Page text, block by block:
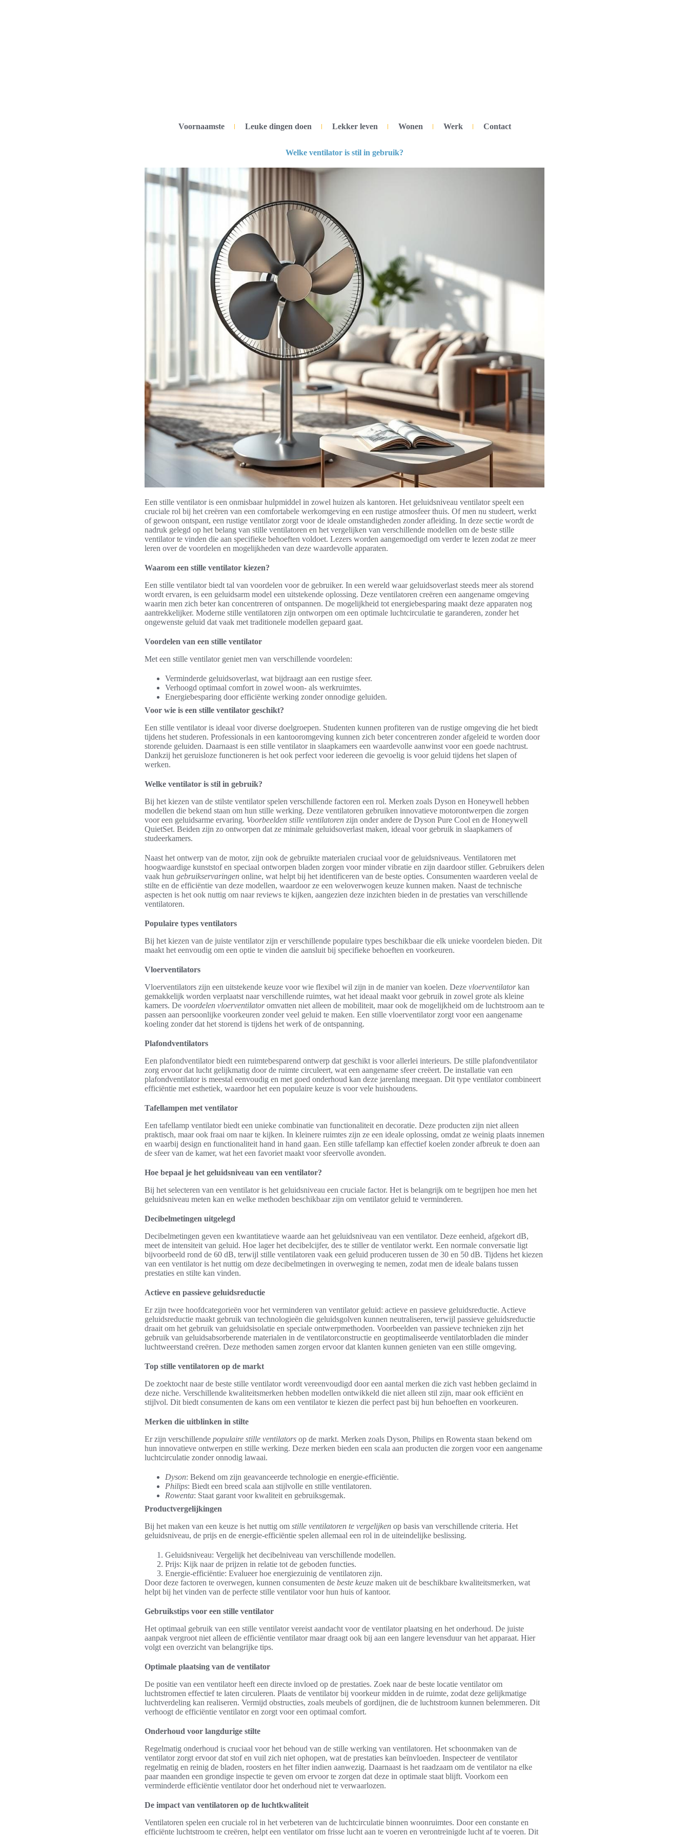
Voornaamste Leuke dingen doen Lekker leven Wonen Werk Contact
Welke ventilator is stil in gebruik?
Een stille ventilator is een onmisbaar hulpmiddel in zowel huizen als kantoren. Het geluidsniveau ventilator speelt een
cruciale rol bij het creëren van een comfortabele werkomgeving en een rustige atmosfeer thuis. Of men nu studeert, werkt
of gewoon ontspant, een rustige ventilator zorgt voor de ideale omstandigheden zonder afleiding. In deze sectie wordt de
nadruk gelegd op het belang van stille ventilatoren en het vergelijken van verschillende modellen om de beste stille
ventilator te vinden die aan specifieke behoeften voldoet. Lezers worden aangemoedigd om verder te lezen zodat ze meer
leren over de voordelen en mogelijkheden van deze waardevolle apparaten.
Waarom een stille ventilator kiezen?
Een stille ventilator biedt tal van voordelen voor de gebruiker. In een wereld waar geluidsoverlast steeds meer als storend
wordt ervaren, is een geluidsarm model een uitstekende oplossing. Deze ventilatoren creëren een aangename omgeving
waarin men zich beter kan concentreren of ontspannen. De mogelijkheid tot energiebesparing maakt deze apparaten nog
aantrekkelijker. Moderne stille ventilatoren zijn ontworpen om een optimale luchtcirculatie te garanderen, zonder het
ongewenste geluid dat vaak met traditionele modellen gepaard gaat.
Voordelen van een stille ventilator
Met een stille ventilator geniet men van verschillende voordelen:
Verminderde geluidsoverlast, wat bijdraagt aan een rustige sfeer.
Verhoogd optimaal comfort in zowel woon- als werkruimtes.
Energiebesparing door efficiënte werking zonder onnodige geluiden.
Voor wie is een stille ventilator geschikt?
Een stille ventilator is ideaal voor diverse doelgroepen. Studenten kunnen profiteren van de rustige omgeving die het biedt
tijdens het studeren. Professionals in een kantooromgeving kunnen zich beter concentreren zonder afgeleid te worden door
storende geluiden. Daarnaast is een stille ventilator in slaapkamers een waardevolle aanwinst voor een goede nachtrust.
Dankzij het geruisloze functioneren is het ook perfect voor iedereen die gevoelig is voor geluid tijdens het slapen of
werken.
Welke ventilator is stil in gebruik?
Bij het kiezen van de stilste ventilator spelen verschillende factoren een rol. Merken zoals Dyson en Honeywell hebben
modellen die bekend staan om hun stille werking. Deze ventilatoren gebruiken innovatieve motorontwerpen die zorgen
voor een geluidsarme ervaring. Voorbeelden stille ventilatoren zijn onder andere de Dyson Pure Cool en de Honeywell
QuietSet. Beiden zijn zo ontworpen dat ze minimale geluidsoverlast maken, ideaal voor gebruik in slaapkamers of
studeerkamers.
Naast het ontwerp van de motor, zijn ook de gebruikte materialen cruciaal voor de geluidsniveaus. Ventilatoren met
hoogwaardige kunststof en speciaal ontworpen bladen zorgen voor minder vibratie en zijn daardoor stiller. Gebruikers delen
vaak hun gebruikservaringen online, wat helpt bij het identificeren van de beste opties. Consumenten waarderen veelal de
stilte en de efficiëntie van deze modellen, waardoor ze een weloverwogen keuze kunnen maken. Naast de technische
aspecten is het ook nuttig om naar reviews te kijken, aangezien deze inzichten bieden in de prestaties van verschillende
ventilatoren.
Populaire types ventilators
Bij het kiezen van de juiste ventilator zijn er verschillende populaire types beschikbaar die elk unieke voordelen bieden. Dit
maakt het eenvoudig om een optie te vinden die aansluit bij specifieke behoeften en voorkeuren.
Vloerventilators
Vloerventilators zijn een uitstekende keuze voor wie flexibel wil zijn in de manier van koelen. Deze vloerventilatorkan
gemakkelijk worden verplaatst naar verschillende ruimtes, wat het ideaal maakt voor gebruik in zowel grote als kleine
kamers. De voordelen vloerventilatoromvatten niet alleen de mobiliteit, maar ook de mogelijkheid om de luchtstroom aan te
passen aan persoonlijke voorkeuren zonder veel geluid te maken. Een stille vloerventilator zorgt voor een aangename
koeling zonder dat het storend is tijdens het werk of de ontspanning.
Plafondventilators
Een plafondventilator biedt een ruimtebesparend ontwerp dat geschikt is voor allerlei interieurs. De stille plafondventilator
zorg ervoor dat lucht gelijkmatig door de ruimte circuleert, wat een aangename sfeer creëert. De installatie van een
plafondventilator is meestal eenvoudig en met goed onderhoud kan deze jarenlang meegaan. Dit type ventilator combineert
efficiëntie met esthetiek, waardoor het een populaire keuze is voor vele huishoudens.
Tafellampen met ventilator
Een tafellamp ventilator biedt een unieke combinatie van functionaliteit en decoratie. Deze producten zijn niet alleen
praktisch, maar ook fraai om naar te kijken. In kleinere ruimtes zijn ze een ideale oplossing, omdat ze weinig plaats innemen
en waarbij design en functionaliteit hand in hand gaan. Een stille tafellamp kan effectief koelen zonder afbreuk te doen aan
de sfeer van de kamer, wat het een favoriet maakt voor sfeervolle avonden.
Hoe bepaal je het geluidsniveau van een ventilator?
Bij het selecteren van een ventilator is het geluidsniveau een cruciale factor. Het is belangrijk om te begrijpen hoe men het
geluidsniveau meten kan en welke methoden beschikbaar zijn om ventilator geluid te verminderen.
Decibelmetingen uitgelegd
Decibelmetingen geven een kwantitatieve waarde aan het geluidsniveau van een ventilator. Deze eenheid, afgekort dB,
meet de intensiteit van geluid. Hoe lager het decibelcijfer, des te stiller de ventilator werkt. Een normale conversatie ligt
bijvoorbeeld rond de 60 dB, terwijl stille ventilatoren vaak een geluid produceren tussen de 30 en 50 dB. Tijdens het kiezen
van een ventilator is het nuttig om deze decibelmetingen in overweging te nemen, zodat men de ideale balans tussen
prestaties en stilte kan vinden.
Actieve en passieve geluidsreductie
Er zijn twee hoofdcategorieën voor het verminderen van ventilator geluid: actieve en passieve geluidsreductie. Actieve
geluidsreductie maakt gebruik van technologieën die geluidsgolven kunnen neutraliseren, terwijl passieve geluidsreductie
draait om het gebruik van geluidsisolatie en speciale ontwerpmethoden. Voorbeelden van passieve technieken zijn het
gebruik van geluidsabsorberende materialen in de ventilatorconstructie en geoptimaliseerde ventilatorbladen die minder
luchtweerstand creëren. Deze methoden samen zorgen ervoor dat klanten kunnen genieten van een stille omgeving.
Top stille ventilatoren op de markt
De zoektocht naar de beste stille ventilator wordt vereenvoudigd door een aantal merken die zich vast hebben geclaimd in
deze niche. Verschillende kwaliteitsmerken hebben modellen ontwikkeld die niet alleen stil zijn, maar ook efficiënt en
stijlvol. Dit biedt consumenten de kans om een ventilator te kiezen die perfect past bij hun behoeften en voorkeuren.
Merken die uitblinken in stilte
Er zijn verschillende populaire stille ventilators op de markt. Merken zoals Dyson, Philips en Rowenta staan bekend om
hun innovatieve ontwerpen en stille werking. Deze merken bieden een scala aan producten die zorgen voor een aangename
luchtcirculatie zonder onnodig lawaai.
Dyson: Bekend om zijn geavanceerde technologie en energie-efficiëntie.
Philips: Biedt een breed scala aan stijlvolle en stille ventilatoren.
Rowenta: Staat garant voor kwaliteit en gebruiksgemak.
Productvergelijkingen
Bij het maken van een keuze is het nuttig om stille ventilatoren te vergelijken op basis van verschillende criteria. Het
geluidsniveau, de prijs en de energie-efficiëntie spelen allemaal een rol in de uiteindelijke beslissing.
Geluidsniveau: Vergelijk het decibelniveau van verschillende modellen.
Prijs: Kijk naar de prijzen in relatie tot de geboden functies.
Energie-efficiëntie: Evalueer hoe energiezuinig de ventilatoren zijn.
Door deze factoren te overwegen, kunnen consumenten de beste keuze maken uit de beschikbare kwaliteitsmerken, wat
helpt bij het vinden van de perfecte stille ventilator voor hun huis of kantoor.
Gebruikstips voor een stille ventilator
Het optimaal gebruik van een stille ventilator vereist aandacht voor de ventilator plaatsing en het onderhoud. De juiste
aanpak vergroot niet alleen de efficiëntie ventilator maar draagt ook bij aan een langere levensduur van het apparaat. Hier
volgt een overzicht van belangrijke tips.
Optimale plaatsing van de ventilator
De positie van een ventilator heeft een directe invloed op de prestaties. Zoek naar de beste locatie ventilator om
luchtstromen effectief te laten circuleren. Plaats de ventilator bij voorkeur midden in de ruimte, zodat deze gelijkmatige
luchtverdeling kan realiseren. Vermijd obstructies, zoals meubels of gordijnen, die de luchtstroom kunnen belemmeren. Dit
verhoogt de efficiëntie ventilator en zorgt voor een optimaal comfort.
Onderhoud voor langdurige stilte
Regelmatig onderhoud is cruciaal voor het behoud van de stille werking van ventilatoren. Het schoonmaken van de
ventilator zorgt ervoor dat stof en vuil zich niet ophopen, wat de prestaties kan beïnvloeden. Inspecteer de ventilator
regelmatig en reinig de bladen, roosters en het filter indien aanwezig. Daarnaast is het raadzaam om de ventilator na elke
paar maanden een grondige inspectie te geven om ervoor te zorgen dat deze in optimale staat blijft. Voorkom een
verminderde efficiëntie ventilator door het onderhoud niet te verwaarlozen.
De impact van ventilatoren op de luchtkwaliteit
Ventilatoren spelen een cruciale rol in het verbeteren van de luchtcirculatie binnen woonruimtes. Door een constante en
efficiënte luchtstroom te creëren, helpt een ventilator om frisse lucht aan te voeren en verontreinigde lucht af te voeren. Dit